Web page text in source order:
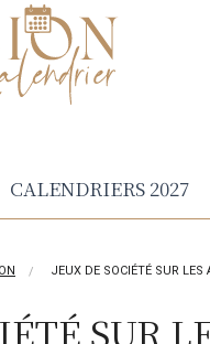
CALENDRIERS 2027
JEUX DE SOCIÉTÉ SUR LES
SUR